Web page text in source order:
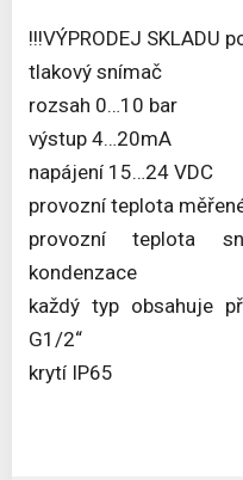
!!!VÝPRODEJ SKLADU
tlakový snímač
rozsah 0…10 bar
výstup 4…20mA
napájení 15…24 VDC
provozní teplota
provozní teplota
kondenzace
každý typ obsahuje
G1/2“
krytí IP65